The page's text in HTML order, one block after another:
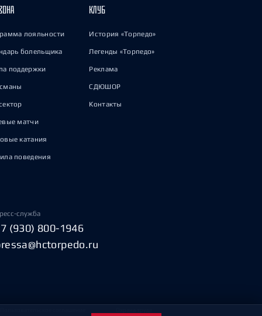
лояльности
болельщика
поддержки
матчи
катания
поведения
КЛУБ
История «Торпедо»
Легенды «Торпедо»
Реклама
СДЮШОР
Контакты
служба
(930) 800-1946